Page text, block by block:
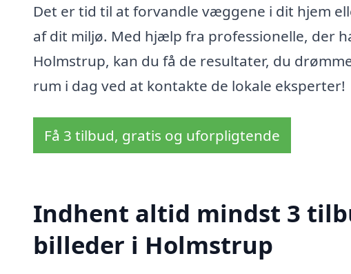
Det er tid til at forvandle væggene i dit hjem
af dit miljø. Med hjælp fra professionelle, der
Holmstrup, kan du få de resultater, du
rum i dag ved at kontakte de lokale eksperter!
Få 3 tilbud, gratis og uforpligtende
Indhent altid mindst 3
billeder i Holmstrup